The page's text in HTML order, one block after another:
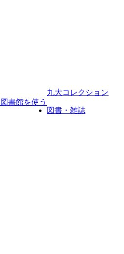
図書館を使う
九大コレクション
図書・雑誌